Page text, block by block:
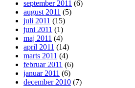
september 2011 (6)
august 2011 (5)
juli 2011 (15)
juni 2011 (1)
maj 2011 (4)
april 2011 (14)
marts 2011 (4)
februar 2011 (6)
januar 2011 (6)
december 2010 (7)